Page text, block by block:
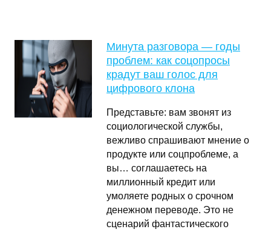
Минута разговора — годы
проблем: как соцопросы
крадут ваш голос для
цифрового клона
Представьте: вам звонят из
социологической службы,
вежливо спрашивают мнение о
продукте или соцпроблеме, а
вы… соглашаетесь на
миллионный кредит или
умоляете родных о срочном
денежном переводе. Это не
сценарий фантастического